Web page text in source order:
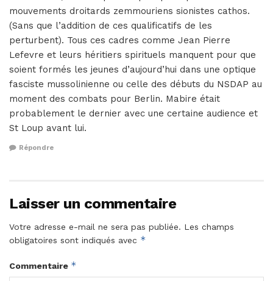
mouvements droitards zemmouriens sionistes cathos.
(Sans que l’addition de ces qualificatifs de les
perturbent). Tous ces cadres comme Jean Pierre
Lefevre et leurs héritiers spirituels manquent pour que
soient formés les jeunes d’aujourd’hui dans une optique
fasciste mussolinienne ou celle des débuts du NSDAP au
moment des combats pour Berlin. Mabire était
probablement le dernier avec une certaine audience et
St Loup avant lui.
Répondre
Laisser un commentaire
Votre adresse e-mail ne sera pas publiée. Les champs
obligatoires sont indiqués avec *
Commentaire *